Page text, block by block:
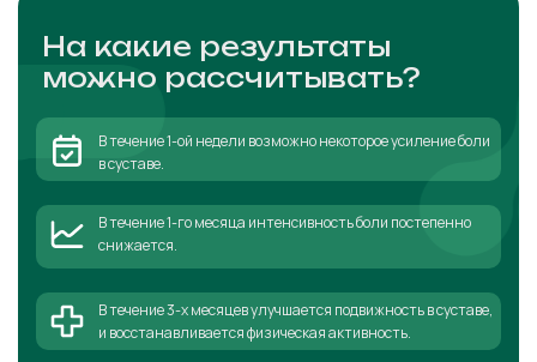
На какие результаты
можно рассчитывать?
В течение 1-ой недели возможно некоторое усиление боли
в суставе.
В течение 1-го месяца интенсивность боли постепенно
снижается.
В течение 3-х месяцев улучшается подвижность в суставе,
и восстанавливается физическая активность.